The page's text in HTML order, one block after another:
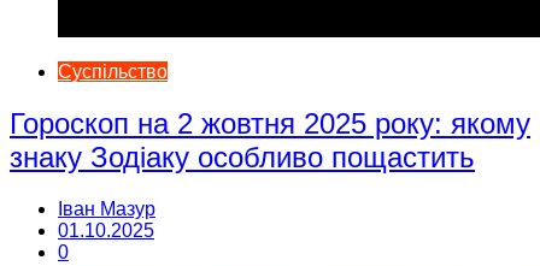
Суспільство
Гороскоп на 2 жовтня 2025 року: якому
знаку Зодіаку особливо пощастить
Іван Мазур
01.10.2025
0